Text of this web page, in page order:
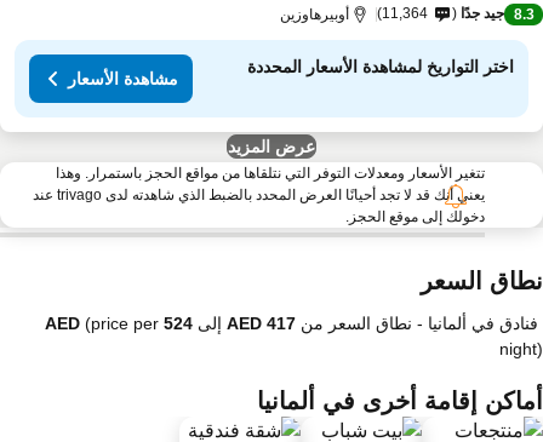
8.3 جيد جدًا 11,364 أوبيرهاوزين
اختر التواريخ لمشاهدة الأسعار المحددة
مشاهدة الأسعار
عرض المزيد
تتغير الأسعار ومعدلات التوفر التي نتلقاها من مواقع الحجز باستمرار. وهذا
يعني أنك قد لا تجد أحيانًا العرض المحدد بالضبط الذي شاهدته لدى trivago عند
دخولك إلى موقع الحجز.
السعر
في ألمانيا - نطاق السعرمن إلى
(price per
إقامة أخرى في ألمانيا